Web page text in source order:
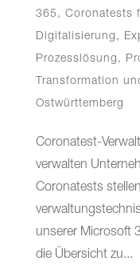
365 , Coronatests
Digitalisierung ,
Prozesslösung ,
Transformation
Ostwürttemberg
Coronatest-
verwalten
Coronatests
unserer Microsoft
die Übersicht zu...